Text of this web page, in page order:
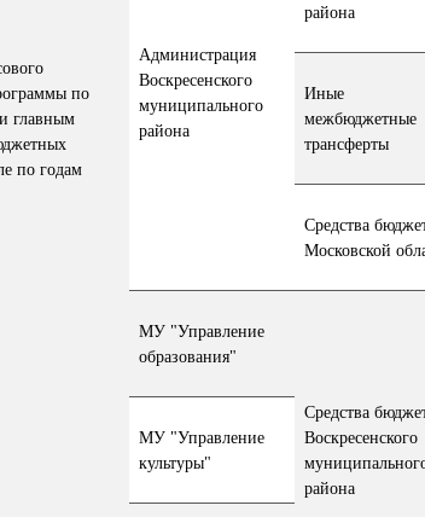
по
главным
по годам
Администрация
Воскресенского
муниципального
района
района
Иные
межбюджетные
трансферты
Средства
Московской
МУ "Управление
образования"
Средства
Воскресенского
района
МУ "Управление
культуры"